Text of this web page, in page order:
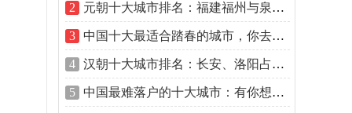
2 元朝十大城市排名：福建福州与泉州双双
3 中国十大最适合踏春的城市，你去过哪座
4 汉朝十大城市排名：长安、洛阳占据前两
5 中国最难落户的十大城市：有你想去的城